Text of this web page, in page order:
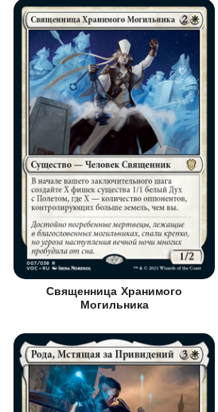
Священница Хранимого
Могильника